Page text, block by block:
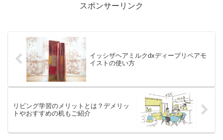
スポンサーリンク
イッシザヘアミルクdxディープリペアモ
イストの使い方
リビング学習のメリットとは？デメリッ
トやおすすめの机もご紹介